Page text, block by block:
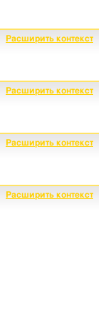
Расширить контекст
Расширить контекст
Расширить контекст
Расширить контекст